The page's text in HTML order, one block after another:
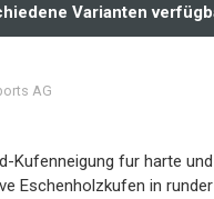
Varianten
AG
Kufenneigung fur harte
Eschenholzkufen in runder